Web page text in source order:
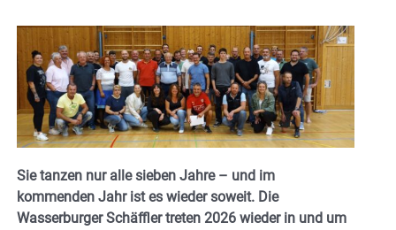
Sie tanzen nur alle sieben Jahre – und im
kommenden Jahr ist es wieder soweit. Die
Wasserburger Schäffler treten 2026 wieder in und um